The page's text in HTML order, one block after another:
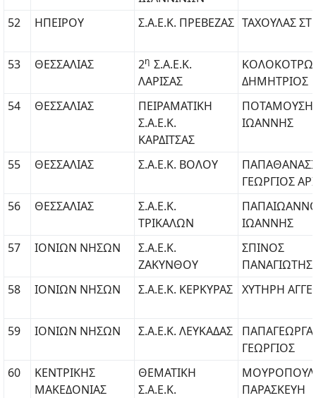
52 ΗΠΕΙΡΟΥ Σ.Α.Ε.Κ. ΠΡΕΒΕΖΑΣ ΤΑΧΟΥΛΑΣ
53 ΘΕΣΣΑΛΙΑΣ 2η Σ.Α.Ε.Κ.
ΛΑΡΙΣΑΣ
ΔΗΜΗΤΡΙΟΣ
54
ΘΕΣΣΑΛΙΑΣ
ΠΕΙΡΑΜΑΤΙΚΗ
Σ.Α.Ε.Κ.
ΚΑΡΔΙΤΣΑΣ
ΙΩΑΝΝΗΣ
55 ΘΕΣΣΑΛΙΑΣ Σ.Α.Ε.Κ. ΒΟΛΟΥ
ΓΕΩΡΓΙΟΣ ΑΡΙ
56
ΘΕΣΣΑΛΙΑΣ
Σ.Α.Ε.Κ.
ΤΡΙΚΑΛΩΝ
ΙΩΑΝΝΗΣ
57
ΙΟΝΙΩΝ ΝΗΣΩΝ
Σ.Α.Ε.Κ.
ΖΑΚΥΝΘΟΥ
ΣΠΙΝΟΣ
ΠΑΝΑΓΙΩΤΗΣ
58
ΙΟΝΙΩΝ ΝΗΣΩΝ Σ.Α.Ε.Κ. ΚΕΡΚΥΡΑΣ ΧΥΤΗΡΗ
59 ΙΟΝΙΩΝ ΝΗΣΩΝ Σ.Α.Ε.Κ. ΛΕΥΚΑΔΑΣ
ΓΕΩΡΓΙΟΣ
60
ΚΕΝΤΡΙΚΗΣ
ΜΑΚΕΔΟΝΙΑΣ
ΘΕΜΑΤΙΚΗ
Σ.Α.Ε.Κ.
ΠΑΡΑΣΚΕΥΗ